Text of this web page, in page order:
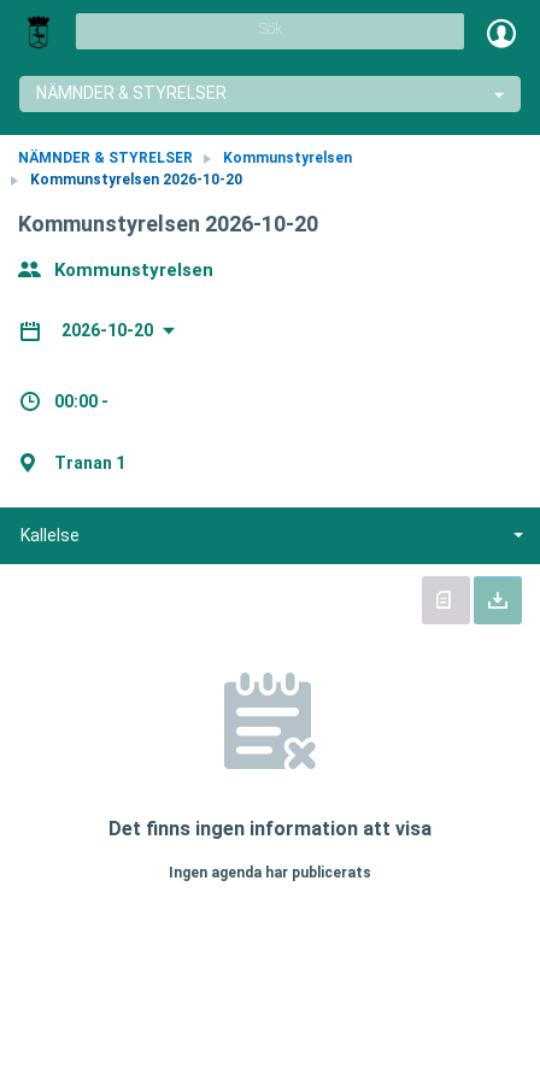
Sök
NÄMNDER & STYRELSER
NÄMNDER & STYRELSER
Kommunstyrelsen
Kommunstyrelsen 2026-10-20
Kommunstyrelsen 2026-10-20
Kommunstyrelsen
2026-10-20
00:00 -
Tranan 1
Kallelse
Det finns ingen information att visa
Ingen agenda har publicerats